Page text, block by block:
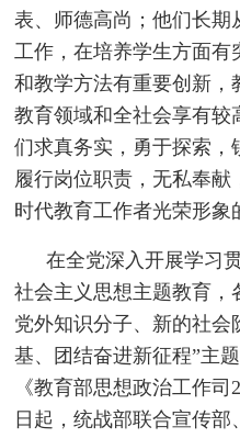
表、师德高尚；他们长期
工作，在培养学生方面有
和教学方法有重要创新，
教育领域和全社会享有
们求真务实，勇于探索
履行岗位职责，无私奉
时代教育工作者光荣形象
在全党深入开展学习
社会主义思想主题教育，
党外知识分子、新的社会
基、团结奋进新征程”主
《教育部思想政治工作
日起，统战部联合宣传